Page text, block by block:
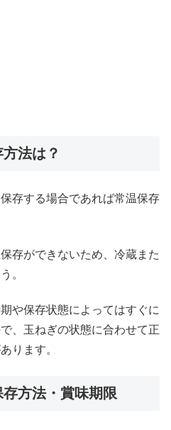
法は？
存する場合であれば常温保存
存ができないため、冷蔵また
。
や保存状態によってはすぐに
、玉ねぎの状態に合わせて正
ります。
存方法・賞味期限